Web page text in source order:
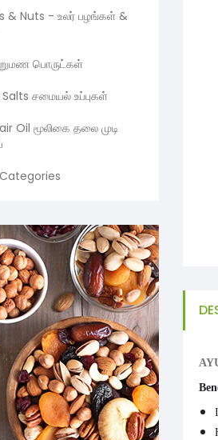
& Nuts - உலர் பழங்கள் &
பொருட்கள்
சமையல் உப்புகள்
Oil மூலிகை தலை முடி